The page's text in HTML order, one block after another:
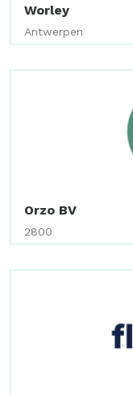
Worley
Antwerpen
Orzo BV
2800